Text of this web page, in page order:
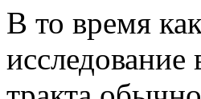
В то время